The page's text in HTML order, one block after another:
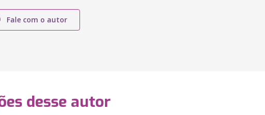
Fale com o autor
desse autor